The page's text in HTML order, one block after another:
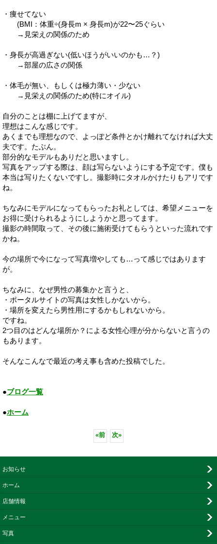
・痩せてない
(BMI：体重÷(身長m × 身長m)が22〜25ぐらい
→見栄えの関係のため
・身長が高過ぎない(低いほうがいいのかも…？)
→部屋の広さの関係
・体毛が無い、もしくは極力薄い・少ない
→見栄えの関係のため(特にオイル)
自分のことは棚に上げてますが、
理想はこんな感じです。
あくまでも理想なので、よっぽど条件とかけ離れてなければ大丈
夫です。たぶん。
部分的なモデルもありだと思いますし。
写真をアップする際は、顔は写らないようにする予定です。僕も
本当は写りたくないですし。撮影時にタオルかけたりもアリです
ね。
ちなみにモデルになってもらったお礼としては、希望メニューを
お得に受けられるようにしようかと思ってます。
撮影の時間取って、その後に施術受けてもらうといった流れです
かね。
今の場所で今になって写真増やしても…って感じではあります
が。
ちなみに、なぜ男性の募集かと言うと、
・ポータルサイトの写真は女性しかないから。
・場所を変えたら男性用にするかもしれないから。
ですね。
2つ目のはどんな場所か？による女性心理が分からないと言うの
もあります。
そんなこんなで最近の考え事も含めた投稿でした。
●ブログ一覧
●ホーム
«前 次»
お知らせ
ホーム
店舗情報
メニュー
写真